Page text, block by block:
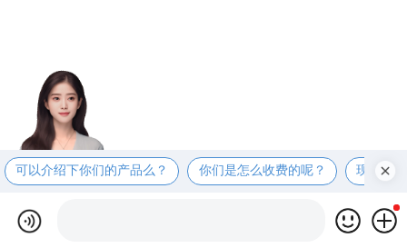
可以介绍下你们的产品么？ 你们是怎么收费的呢？ 现在有